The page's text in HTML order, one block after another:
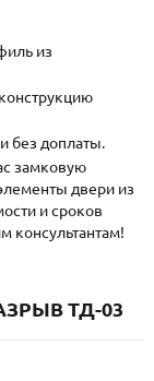
Как купить
из
без доплаты.
замковую
двери из
и сроков
консультантам!
ТД-03